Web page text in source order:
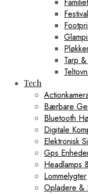
Tarp
Tech
Bærbare
Bluetooth
Digitale
Elektronisk
Gps
Headlamps
Lommelygter
Opladere &